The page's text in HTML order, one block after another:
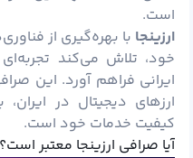
است.
ارزینجا با بهره‌گیری از
خود، تلاش می‌کند
ایرانی فراهم آورد. این
ارزهای دیجیتال در
کیفیت خدمات خود است.
آیا صرافی ارزینجا معتبر است؟